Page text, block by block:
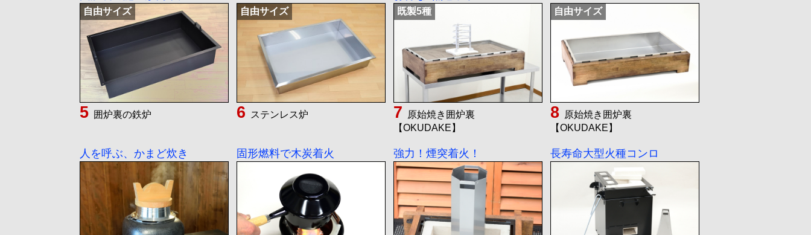
自由サイズ
囲炉裏の鉄炉
自由サイズ
ステンレス炉
既製5種
原始焼き囲炉裏
【OKUDAKE】
自由サイズ
原始焼き囲炉裏
【OKUDAKE】
人を呼ぶ、かまど炊き 固形燃料で木炭着火 強力！煙突着火！ 長寿命大型火種コンロ